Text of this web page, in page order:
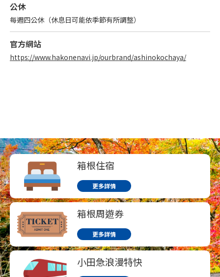
English 繁体中文
公休
每週四公休（休息日可能依季節有所調整）
官方網站
https://www.hakonenavi.jp/ourbrand/ashinokochaya/
箱根住宿
更多詳情
箱根周遊券
更多詳情
小田急浪漫特快